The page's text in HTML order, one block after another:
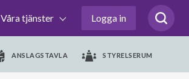
Våra tjänster Logga in
ANSLAGSTAVLA STYRELSERUM